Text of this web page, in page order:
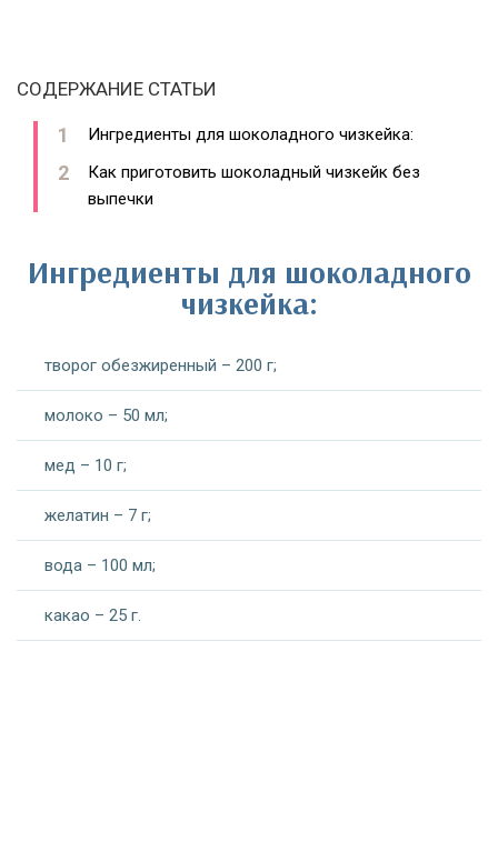
СОДЕРЖАНИЕ СТАТЬИ
Ингредиенты для шоколадного чизкейка:
Как приготовить шоколадный чизкейк без
выпечки
Ингредиенты для шоколадного
чизкейка:
творог обезжиренный – 200 г;
молоко – 50 мл;
мед – 10 г;
желатин – 7 г;
вода – 100 мл;
какао – 25 г.